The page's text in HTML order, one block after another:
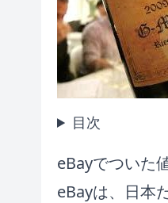
目次
eBayでついた
eBayは、日本